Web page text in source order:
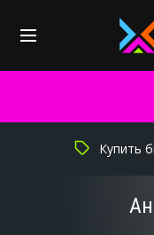
Купить